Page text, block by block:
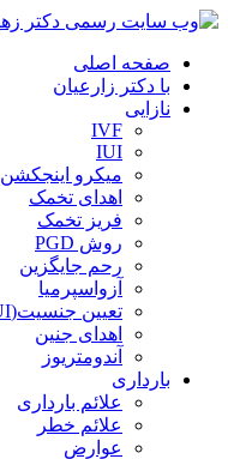
صفحه اصلی
با دکتر زارعیان
نازایی
IVF
IUI
میکرو اینجکشن
اهدای تخمک
فریز تخمک
روش PGD
رحم جایگزین
آزواسپرمیا
تعیین جنسیت(IVF-IUI)
اهدای جنین
آندومتریوز
بارداری
علائم بارداری
علائم خطر
عوارض